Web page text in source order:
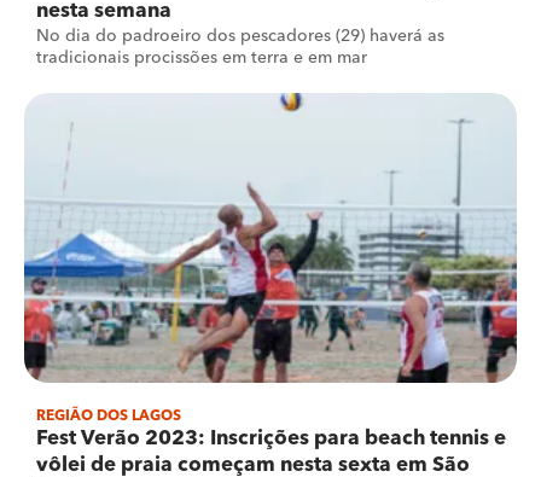
nesta semana
No dia do padroeiro dos pescadores (29) haverá as
tradicionais procissões em terra e em mar
REGIÃO DOS LAGOS
Fest Verão 2023: Inscrições para beach tennis e
vôlei de praia começam nesta sexta em São